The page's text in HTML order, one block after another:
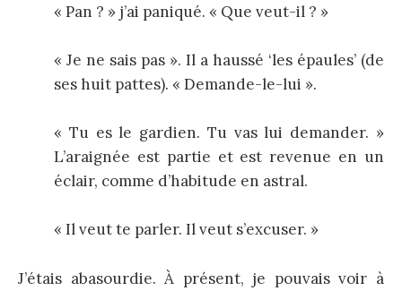
« Pan ? » j’ai paniqué. « Que veut-il ? »
« Je ne sais pas ». Il a haussé ‘les épaules’ (de
ses huit pattes). « Demande-le-lui ».
« Tu es le gardien. Tu vas lui demander. »
L’araignée est partie et est revenue en un
éclair, comme d’habitude en astral.
« Il veut te parler. Il veut s’excuser. »
J’étais abasourdie. À présent, je pouvais voir à